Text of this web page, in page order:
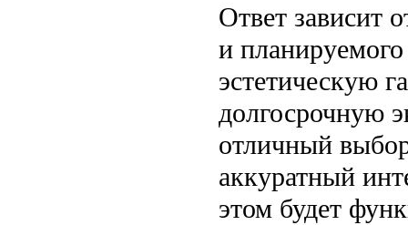
Ответ зависит
и
эстетическую
долгосрочную
отличный
аккуратный
этом будет